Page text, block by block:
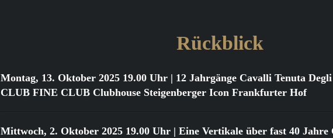
Rückblick
Montag, 13. Oktober 2025 19.00 Uhr | 12 Jahrgänge Cavalli Tenuta
CLUB FINE CLUB Clubhouse Steigenberger Icon Frankfurter Hof
Mittwoch, 2. Oktober 2025 19.00 Uhr | Eine Vertikale über fast 40 Jahre